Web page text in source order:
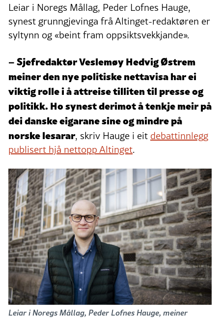
Leiar i Noregs Mållag, Peder Lofnes Hauge,
synest grunngjevinga frå Altinget-redaktøren er
syltynn og «beint fram oppsiktsvekkjande».
– Sjefredaktør Veslemøy Hedvig Østrem
meiner den nye politiske nettavisa har ei
viktig rolle i å attreise tilliten til presse og
politikk. Ho synest derimot å tenkje meir på
dei danske eigarane sine og mindre på
norske lesarar, skriv Hauge i eit debattinnlegg
publisert hjå nettopp Altinget.
Leiar i Noregs Mållag, Peder Lofnes Hauge, meiner